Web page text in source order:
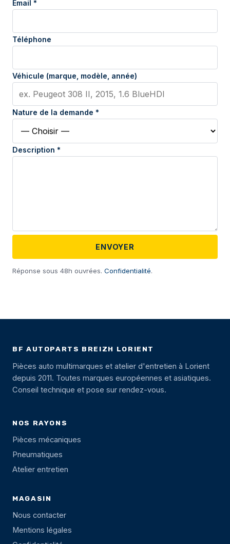
Email *
Téléphone
Véhicule (marque, modèle, année)
Nature de la demande *
Description *
ENVOYER
Réponse sous 48h ouvrées. Confidentialité.
BF AUTOPARTS BREIZH LORIENT
Pièces auto multimarques et atelier d'entretien à Lorient
depuis 2011. Toutes marques européennes et asiatiques.
Conseil technique et pose sur rendez-vous.
NOS RAYONS
Pièces mécaniques
Pneumatiques
Atelier entretien
MAGASIN
Nous contacter
Mentions légales